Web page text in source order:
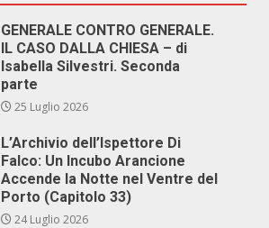
GENERALE CONTRO GENERALE.
IL CASO DALLA CHIESA – di
Isabella Silvestri. Seconda
parte
25 Luglio 2026
L’Archivio dell’Ispettore Di
Falco: Un Incubo Arancione
Accende la Notte nel Ventre del
Porto (Capitolo 33)
24 Luglio 2026